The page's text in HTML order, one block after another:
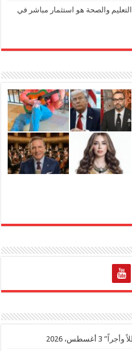
التعليم والصحة هو استثمار مباشر في
وأجراً” 3 أغسطس، 2026